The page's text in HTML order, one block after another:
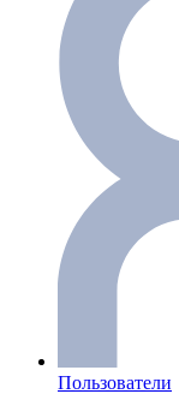
Пользователи